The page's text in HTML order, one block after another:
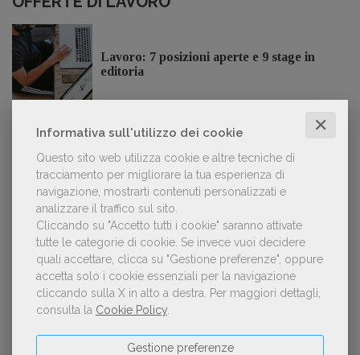
Informativa sull'utilizzo dei cookie ✕
Questo sito web utilizza cookie e altre tecniche di
tracciamento per migliorare la tua esperienza di
navigazione, mostrarti contenuti personalizzati e
analizzare il traffico sul sito.
Cliccando su "Accetto tutti i cookie" saranno attivate
tutte le categorie di cookie. Se invece vuoi decidere
quali accettare, clicca su "Gestione preferenze", oppure
accetta solo i cookie essenziali per la navigazione
cliccando sulla X in alto a destra. Per maggiori dettagli,
consulta la Cookie Policy
Gestione preferenze
Lavoro: 7 posizioni aperte e 9 stage in
editoria
LE PIÙ LETTE
Forse è il momento di cambiare prospettiva
sull’intelligenza artificiale
Spammy, Low-quality, Over-Produced: cosa
sono gli «slop», libri scritti con l'IA che
inquinano la narrativa di genere